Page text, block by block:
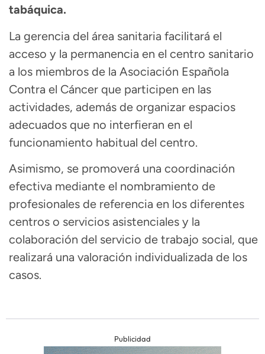
tabáquica.
La gerencia del área sanitaria facilitará el
acceso y la permanencia en el centro sanitario
a los miembros de la Asociación Española
Contra el Cáncer que participen en las
actividades, además de organizar espacios
adecuados que no interfieran en el
funcionamiento habitual del centro.
Asimismo, se promoverá una coordinación
efectiva mediante el nombramiento de
profesionales de referencia en los diferentes
centros o servicios asistenciales y la
colaboración del servicio de trabajo social, que
realizará una valoración individualizada de los
casos.
Publicidad